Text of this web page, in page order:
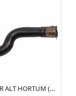
RADYATOR ALT HORTUM (R15143) XSARA I 1.4-1.6(1351.J4)